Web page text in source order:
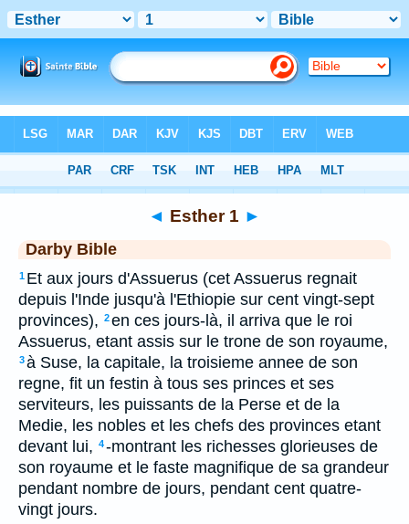
> Esther 1
◄ Esther 1 ►
Darby Bible
1 Et aux jours d'Assuerus (cet Assuerus regnait
depuis l'Inde jusqu'à l'Ethiopie sur cent vingt-sept
provinces), 2en ces jours-là, il arriva que le roi
Assuerus, etant assis sur le trone de son royaume,
3à Suse, la capitale, la troisieme annee de son
regne, fit un festin à tous ses princes et ses
serviteurs, les puissants de la Perse et de la
Medie, les nobles et les chefs des provinces etant
devant lui, 4-montrant les richesses glorieuses de
son royaume et le faste magnifique de sa grandeur
pendant nombre de jours, pendant cent quatre-
vingt jours.